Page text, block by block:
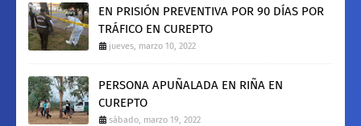
EN PRISIÓN PREVENTIVA POR 90 DÍAS POR
TRÁFICO EN CUREPTO
jueves, marzo 10, 2022
PERSONA APUÑALADA EN RIÑA EN
CUREPTO
sábado, marzo 19, 2022